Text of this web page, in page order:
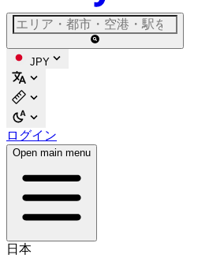
JPY
ログイン
Open main menu
日本